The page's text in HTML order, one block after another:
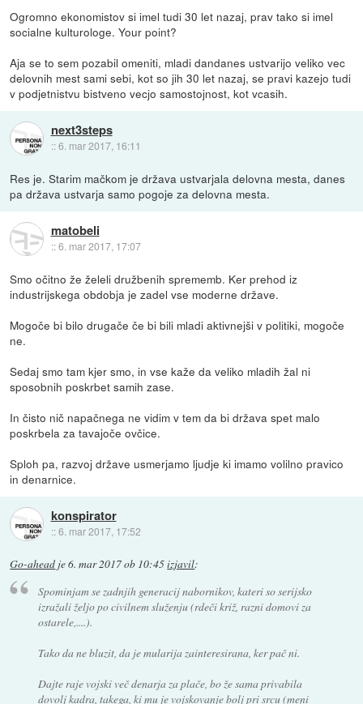
Ogromno ekonomistov si imel tudi 30 let nazaj, prav tako si imel
socialne kulturologe. Your point?
Aja se to sem pozabil omeniti, mladi dandanes ustvarijo veliko vec
delovnih mest sami sebi, kot so jih 30 let nazaj, se pravi kazejo tudi
v podjetnistvu bistveno vecjo samostojnost, kot vcasih.
next3steps
::6. mar 2017, 16:11
Res je. Starim mačkom je država ustvarjala delovna mesta, danes
pa država ustvarja samo pogoje za delovna mesta.
matobeli
::6. mar 2017, 17:07
Smo očitno že želeli družbenih sprememb. Ker prehod iz
industrijskega obdobja je zadel vse moderne države.
Mogoče bi bilo drugače če bi bili mladi aktivnejši v politiki, mogoče
ne.
Sedaj smo tam kjer smo, in vse kaže da veliko mladih žal ni
sposobnih poskrbet samih zase.
In čisto nič napačnega ne vidim v tem da bi država spet malo
poskrbela za tavajoče ovčice.
Sploh pa, razvoj države usmerjamo ljudje ki imamo volilno pravico
in denarnice.
konspirator
::6. mar 2017, 17:52
Go-ahead je6. mar 2017 ob 10:45izjavil:
Spominjam se zadnjih generacij nabornikov, kateri so serijsko
izražali željo po civilnem služenju (rdeči križ, razni domovi za
ostarele,....).
Tako da ne bluzit, da je mularija zainteresirana, ker pač ni.
Dajte raje vojski več denarja za plače, bo že sama privabila
dovolj kadra, takega, ki mu je vojskovanje bolj pri srcu (meni